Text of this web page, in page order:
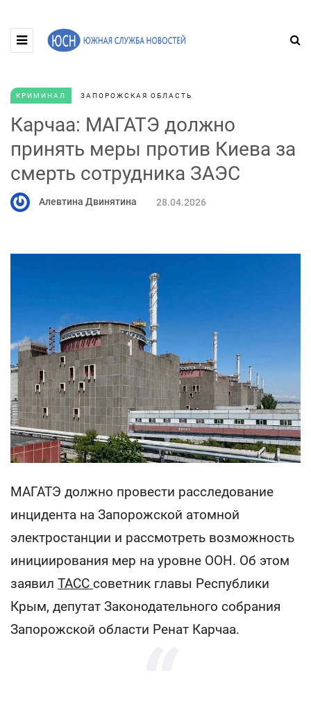
КРИМИНАЛ ЗАПОРОЖСКАЯ ОБЛАСТЬ
Карчаа: МАГАТЭ должно
принять меры против Киева за
смерть сотрудника ЗАЭС
Алевтина Двинятина 28.04.2026
МАГАТЭ должно провести расследование
инцидента на Запорожской атомной
электростанции и рассмотреть возможность
инициирования мер на уровне ООН. Об этом
заявил ТАСС советник главы Республики
Крым, депутат Законодательного собрания
Запорожской области Ренат Карчаа.